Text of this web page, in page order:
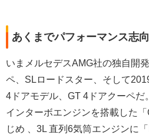
あくまでパフォーマンス志
いまメルセデスAMG社の独自開
ペ、SLロードスター、そして
4ドアモデル、GT 4ドアクーペだ
インターボエンジンを搭載した
じめ 、3L 直列6気筒エンジンに